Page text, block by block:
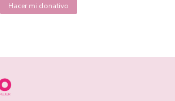
Hacer mi donativo
producto